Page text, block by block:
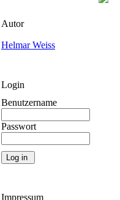
Autor
Helmar Weiss
Login
Benutzername
Passwort
Impressum